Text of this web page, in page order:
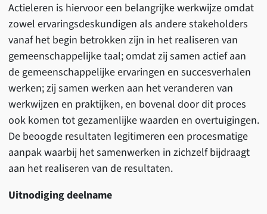
Actieleren is hiervoor een belangrijke werkwijze omdat
zowel ervaringsdeskundigen als andere stakeholders
vanaf het begin betrokken zijn in het realiseren van
gemeenschappelijke taal; omdat zij samen actief aan
de gemeenschappelijke ervaringen en succesverhalen
werken; zij samen werken aan het veranderen van
werkwijzen en praktijken, en bovenal door dit proces
ook komen tot gezamenlijke waarden en overtuigingen.
De beoogde resultaten legitimeren een procesmatige
aanpak waarbij het samenwerken in zichzelf bijdraagt
aan het realiseren van de resultaten.
Uitnodiging deelname